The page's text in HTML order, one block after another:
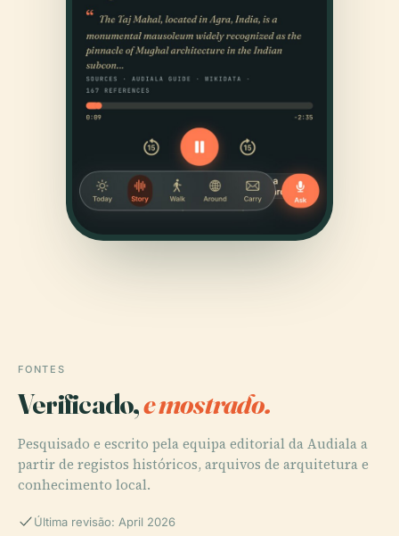
FONTES
Verificado,e mostrado.
Pesquisado e escrito pela equipa editorial da Audiala a
partir de registos históricos, arquivos de arquitetura e
conhecimento local.
Última revisão: April 2026